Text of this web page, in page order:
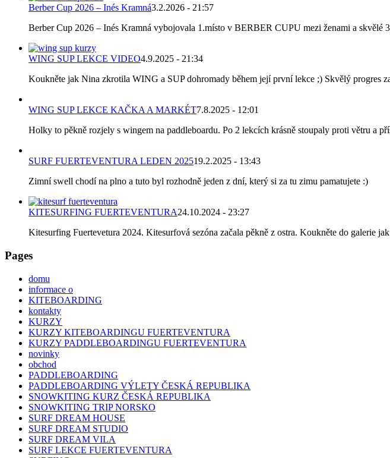
Berber Cup 2026 – Inés Kramná3.2.2026 - 21:57
Berber Cup 2026 – Inés Kramná vybojovala 1.místo v BERBER CUPU mezi ženami a
WING SUP LEKCE VIDEO4.9.2025 - 21:34
Koukněte jak Nina zkrotila WING a SUP dohromady během její první lekce ;) Skvělý progres
WING SUP LEKCE KAČKA A MARKÉT7.8.2025 - 12:01
Holky to pěkně rozjely s wingem na paddleboardu. Po 2 lekcích krásně stoupaly proti větru a
SURF FUERTEVENTURA LEDEN 202519.2.2025 - 13:43
Zimní swell chodí na plno a tuto byl rozhodně jeden z dní, který si za tu zimu pamatujete :)
KITESURFING FUERTEVENTURA24.10.2024 - 23:27
Kitesurfing Fuertevetura 2024. Kitesurfová sezóna začala pěkně z ostra. Koukněte do galerie
Pages
domu
informace o
KITEBOARDING
kontakty
KURZY
KURZY KITEBOARDINGU FUERTEVENTURA
KURZY PADDLEBOARDINGU FUERTEVENTURA
novinky
obchod
PADDLEBOARDING
PADDLEBOARDING VÝLETY ČESKÁ REPUBLIKA
SNOWKITING KURZ ČESKÁ REPUBLIKA
SNOWKITING TRIP NORSKO
SURF DREAM HOUSE
SURF DREAM STUDIO
SURF DREAM VILA
SURF LEKCE FUERTEVENTURA